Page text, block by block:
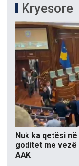
Kryesore
Nuk ka qetësi
goditet me vezë
AAK